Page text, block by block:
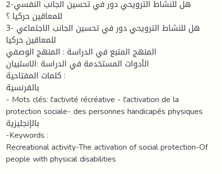
2-هل للنشاط الترويحي دور في تحسين الجانب النفسي
للمعاقين حركيا ؟
3- هل للنشاط الترويحي دور في تحسين الجانب الاجتماعي
للمعاقين حركيا
المنهج المتبع في الدراسة : المنهج الوصفي
الأدوات المستخدمة في الدراسة :الاستبيان
كلمات المفتاحية :
بالفرنسية
- Mots clés: l'activité récréative - l'activation de la
protection sociale- des personnes handicapés physiques
بالإنجليزية
-Keywords :
Recreational activity-The activation of social protection-Of
people with physical disabilities